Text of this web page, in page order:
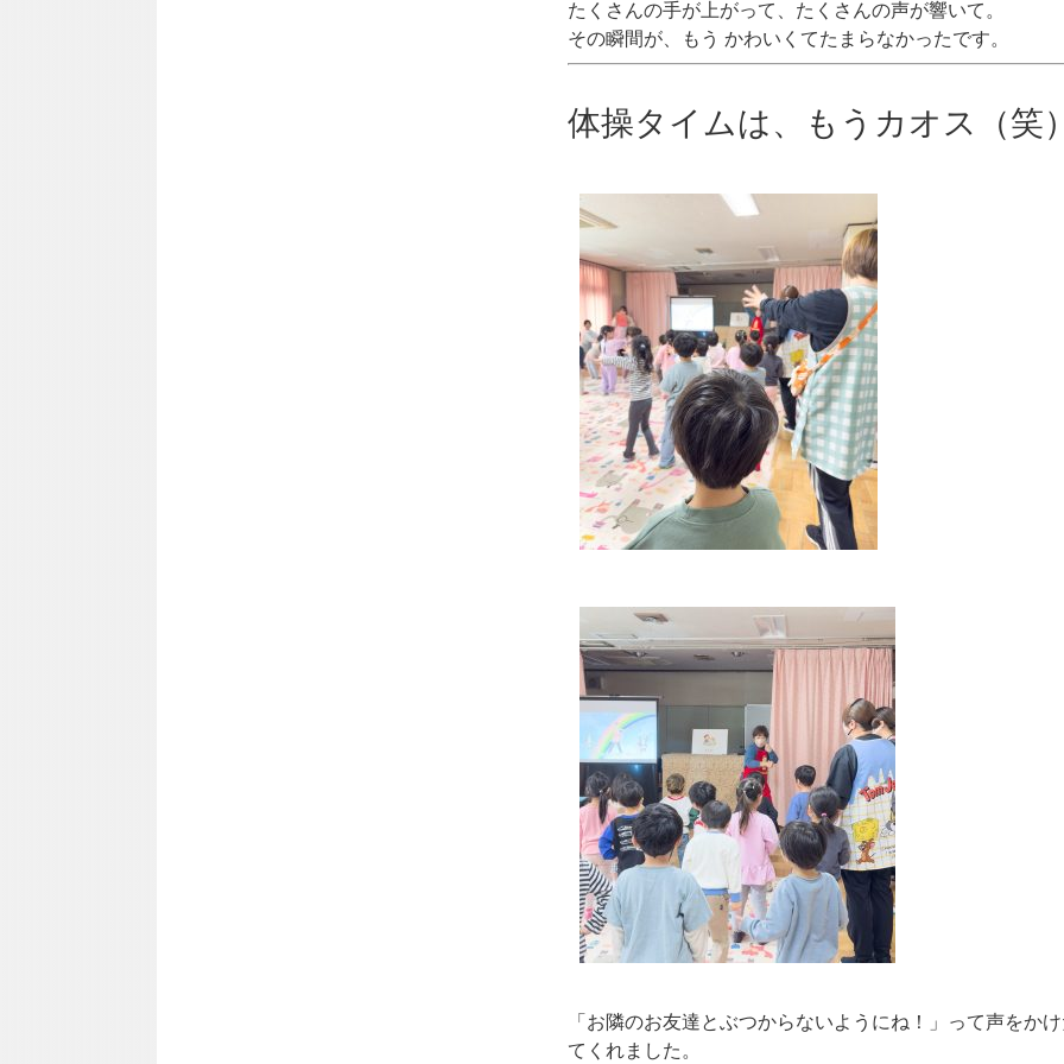
たくさんの手が上がって、たくさんの声が響いて。
その瞬間が、もう かわいくてたまらなかったです。
体操タイムは、もうカオス（笑
「お隣のお友達とぶつからないようにね！」って声をか
てくれました。